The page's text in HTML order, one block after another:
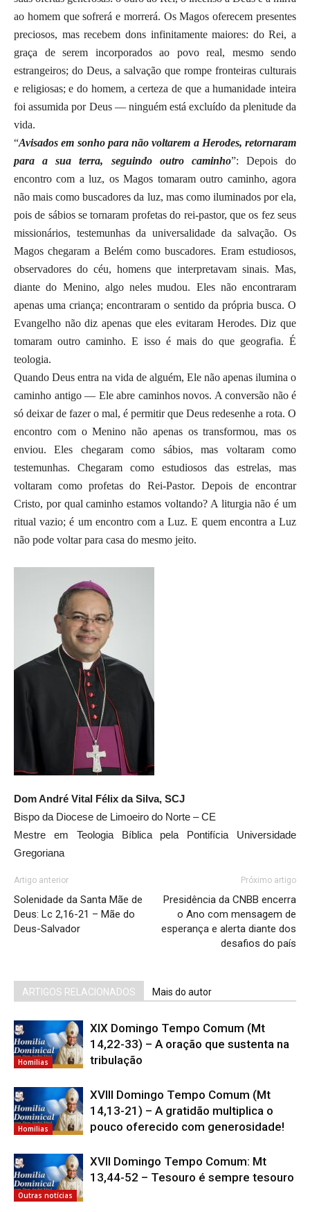
ao homem que sofrerá e morrerá. Os Magos oferecem presentes
preciosos, mas recebem dons infinitamente maiores: do Rei, a
graça de serem incorporados ao povo real, mesmo sendo
estrangeiros; do Deus, a salvação que rompe fronteiras culturais
e religiosas; e do homem, a certeza de que a humanidade inteira
foi assumida por Deus — ninguém está excluído da plenitude da
vida.
“Avisados em sonho para não voltarem a Herodes, retornaram
para a sua terra, seguindo outro caminho”: Depois do
encontro com a luz, os Magos tomaram outro caminho, agora
não mais como buscadores da luz, mas como iluminados por ela,
pois de sábios se tornaram profetas do rei-pastor, que os fez seus
missionários, testemunhas da universalidade da salvação. Os
Magos chegaram a Belém como buscadores. Eram estudiosos,
observadores do céu, homens que interpretavam sinais. Mas,
diante do Menino, algo neles mudou. Eles não encontraram
apenas uma criança; encontraram o sentido da própria busca. O
Evangelho não diz apenas que eles evitaram Herodes. Diz que
tomaram outro caminho. E isso é mais do que geografia. É
teologia.
Quando Deus entra na vida de alguém, Ele não apenas ilumina o
caminho antigo — Ele abre caminhos novos. A conversão não é
só deixar de fazer o mal, é permitir que Deus redesenhe a rota. O
encontro com o Menino não apenas os transformou, mas os
enviou. Eles chegaram como sábios, mas voltaram como
testemunhas. Chegaram como estudiosos das estrelas, mas
voltaram como profetas do Rei-Pastor. Depois de encontrar
Cristo, por qual caminho estamos voltando? A liturgia não é um
ritual vazio; é um encontro com a Luz. E quem encontra a Luz
não pode voltar para casa do mesmo jeito.
Dom André Vital Félix da Silva, SCJ
Bispo da Diocese de Limoeiro do Norte – CE
Mestre em Teologia Bíblica pela Pontifícia Universidade
Gregoriana
Artigo anterior
Solenidade da Santa Mãe de
Deus: Lc 2,16-21 – Mãe do
Deus-Salvador
Próximo artigo
Presidência da CNBB encerra
o Ano com mensagem de
esperança e alerta diante dos
desafios do país
ARTIGOS RELACIONADOS Mais do autor
Homilias
XIX Domingo Tempo Comum (Mt
14,22-33) – A oração que sustenta na
tribulação
Homilias
XVIII Domingo Tempo Comum (Mt
14,13-21) – A gratidão multiplica o
pouco oferecido com generosidade!
Outras notícias
XVII Domingo Tempo Comum: Mt
13,44-52 – Tesouro é sempre tesouro